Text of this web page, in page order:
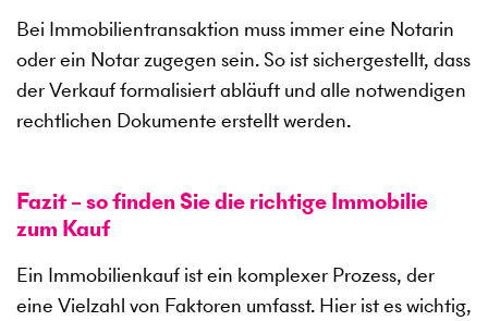
Bei Immobilientransaktion muss immer eine Notarin
oder ein Notar zugegen sein. So ist sichergestellt, dass
der Verkauf formalisiert abläuft und alle notwendigen
rechtlichen Dokumente erstellt werden.
Fazit – so finden Sie die richtige Immobilie
zum Kauf
Ein Immobilienkauf ist ein komplexer Prozess, der
eine Vielzahl von Faktoren umfasst. Hier ist es wichtig,